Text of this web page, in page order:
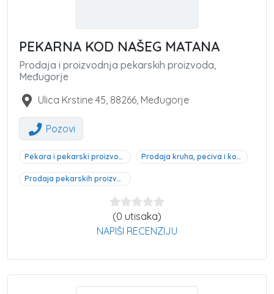
PEKARNA KOD NAŠEG MATANA
Prodaja i proizvodnja pekarskih proizvoda,
Međugorje
Ulica Krstine 45 88266, Međugorje
Pozovi
Pekara i pekarski proizvodi, Međugorje Prodaja kruha, peciva i kolača, Međugorje
Prodaja pekarskih proizvoda Međugorje
(0 utisaka)
NAPIŠI RECENZIJU